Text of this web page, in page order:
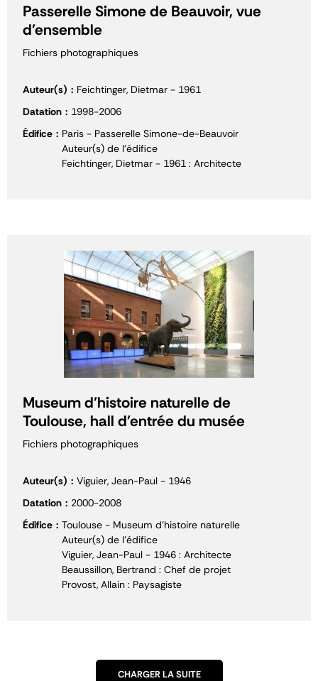
Passerelle Simone de Beauvoir, vue
d'ensemble
Fichiers photographiques
Auteur(s)
Feichtinger, Dietmar - 1961
Datation
1998-2006
Édifice
Paris - Passerelle Simone-de-Beauvoir
Auteur(s) de l'édifice
Feichtinger, Dietmar - 1961 : Architecte
Museum d'histoire naturelle de
Toulouse, hall d'entrée du musée
Fichiers photographiques
Auteur(s)
Viguier, Jean-Paul - 1946
Datation
2000-2008
Édifice
Toulouse - Museum d'histoire naturelle
Auteur(s) de l'édifice
Viguier, Jean-Paul - 1946 : Architecte
Beaussillon, Bertrand : Chef de projet
Provost, Allain : Paysagiste
CHARGER LA SUITE